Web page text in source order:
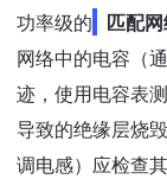
功率级的
匹配
网络中的电容（
迹，使用电容表
导致的绝缘层烧
调电感）应检查